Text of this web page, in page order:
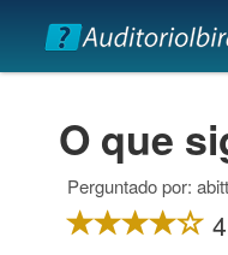
O que
Perguntado por: